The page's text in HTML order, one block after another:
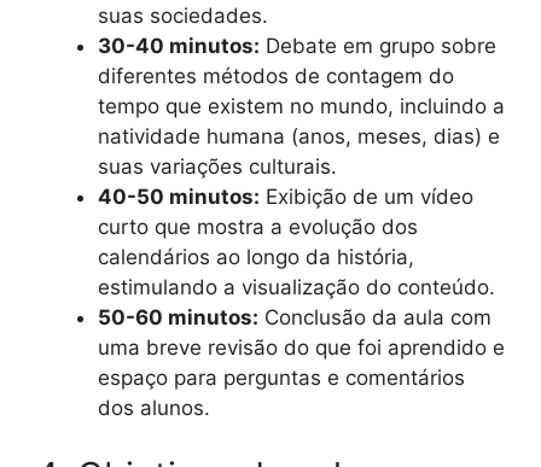
suas sociedades.
30-40 minutos: Debate em grupo sobre
diferentes métodos de contagem do
tempo que existem no mundo, incluindo a
natividade humana (anos, meses, dias) e
suas variações culturais.
40-50 minutos: Exibição de um vídeo
curto que mostra a evolução dos
calendários ao longo da história,
estimulando a visualização do conteúdo.
50-60 minutos: Conclusão da aula com
uma breve revisão do que foi aprendido e
espaço para perguntas e comentários
dos alunos.